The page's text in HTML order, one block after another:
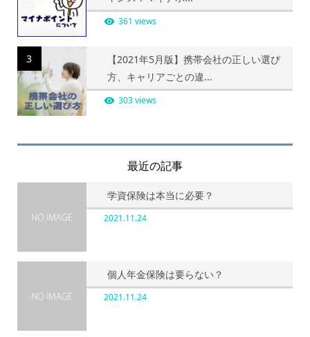
361 views
3
【2021年5月版】携帯会社の正しい選び
方、キャリアごとの違...
303 views
最近の記事
学資保険は本当に必要？
2021.11.24
個人年金保険は要らない？
2021.11.24